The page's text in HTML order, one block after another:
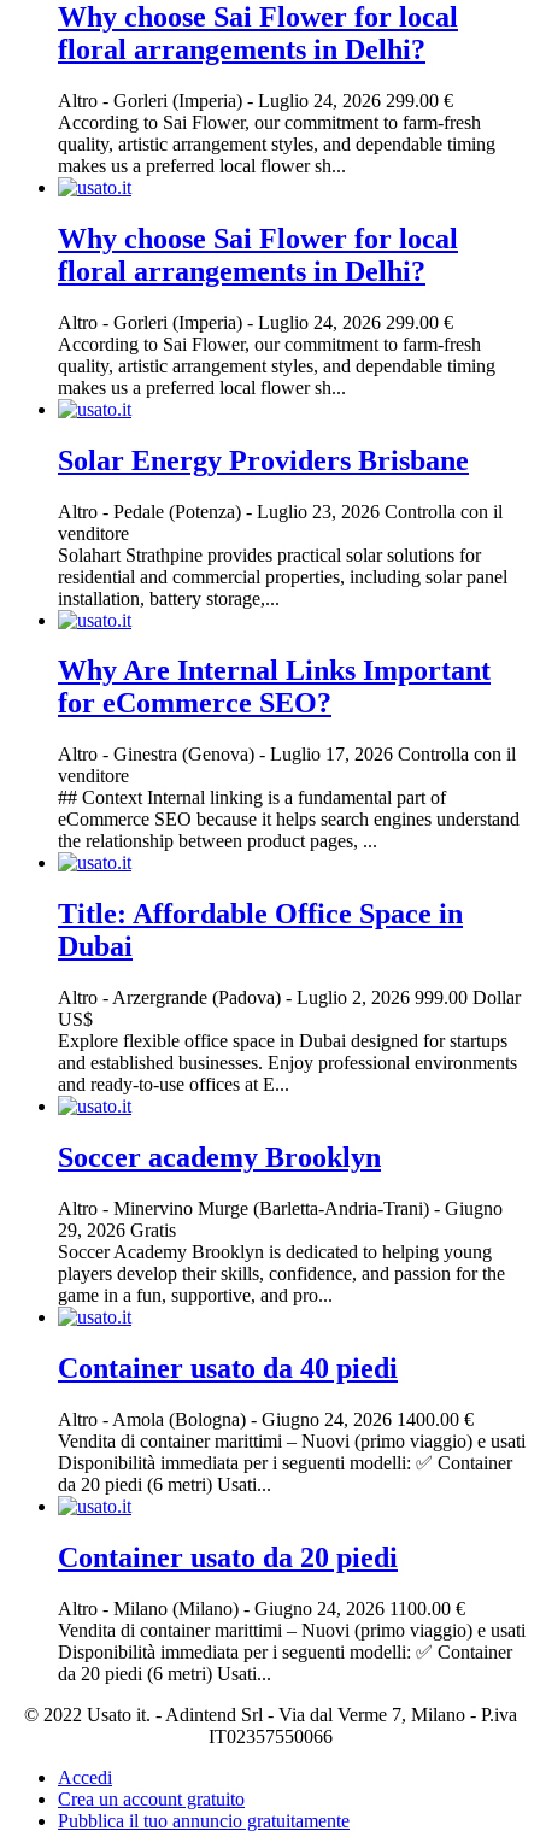
Why choose Sai Flower for local
floral arrangements in Delhi?
Altro - Gorleri (Imperia) - Luglio 24, 2026 299.00 €
According to Sai Flower, our commitment to farm-fresh
quality, artistic arrangement styles, and dependable timing
makes us a preferred local flower sh...
Why choose Sai Flower for local
floral arrangements in Delhi?
Altro - Gorleri (Imperia) - Luglio 24, 2026 299.00 €
According to Sai Flower, our commitment to farm-fresh
quality, artistic arrangement styles, and dependable timing
makes us a preferred local flower sh...
Solar Energy Providers Brisbane
Altro - Pedale (Potenza) - Luglio 23, 2026 Controlla con il
venditore
Solahart Strathpine provides practical solar solutions for
residential and commercial properties, including solar panel
installation, battery storage,...
Why Are Internal Links Important
for eCommerce SEO?
Altro - Ginestra (Genova) - Luglio 17, 2026 Controlla con il
venditore
## Context Internal linking is a fundamental part of
eCommerce SEO because it helps search engines understand
the relationship between product pages, ...
Title: Affordable Office Space in
Dubai
Altro - Arzergrande (Padova) - Luglio 2, 2026 999.00 Dollar
US$
Explore flexible office space in Dubai designed for startups
and established businesses. Enjoy professional environments
and ready-to-use offices at E...
Soccer academy Brooklyn
Altro - Minervino Murge (Barletta-Andria-Trani) - Giugno
29, 2026 Gratis
Soccer Academy Brooklyn is dedicated to helping young
players develop their skills, confidence, and passion for the
game in a fun, supportive, and pro...
Container usato da 40 piedi
Altro - Amola (Bologna) - Giugno 24, 2026 1400.00 €
Vendita di container marittimi – Nuovi (primo viaggio) e usati
Disponibilità immediata per i seguenti modelli: ✅ Container
da 20 piedi (6 metri) Usati...
Container usato da 20 piedi
Altro - Milano (Milano) - Giugno 24, 2026 1100.00 €
Vendita di container marittimi – Nuovi (primo viaggio) e usati
Disponibilità immediata per i seguenti modelli: ✅ Container
da 20 piedi (6 metri) Usati...
© 2022 Usato it. - Adintend Srl - Via dal Verme 7, Milano - P.iva
IT02357550066
Accedi
Crea un account gratuito
Pubblica il tuo annuncio gratuitamente